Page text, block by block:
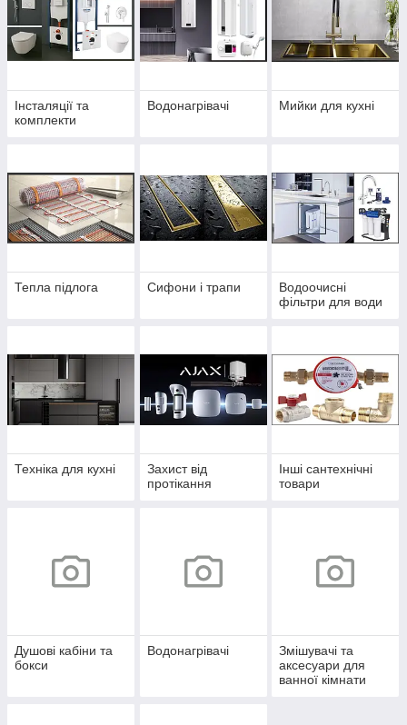
Інсталяції та
комплекти
Водонагрівачі Мийки для кухні
Тепла підлога Сифони і трапи
Водоочисні
фільтри для води
Техніка для кухні
Захист від
протікання
Інші сантехнічні
товари
Душові кабіни та
бокси
Водонагрівачі
Змішувачі та
аксесуари для
ванної кімнати